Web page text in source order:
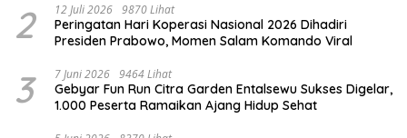
2 12 Juli 2026 9870 Lihat
Peringatan Hari Koperasi Nasional 2026 Dihadiri
Presiden Prabowo, Momen Salam Komando Viral
3 7 Juni 2026 9464 Lihat
Gebyar Fun Run Citra Garden Entalsewu Sukses Digelar,
1.000 Peserta Ramaikan Ajang Hidup Sehat